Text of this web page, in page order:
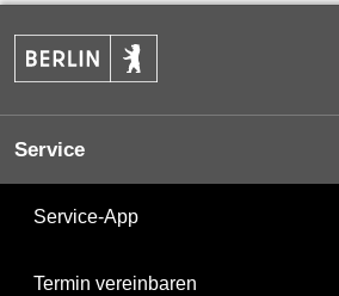
Service
Service-App
Termin vereinbaren